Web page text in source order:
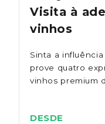
Visita à
vinhos
Sinta a
prove quatro
vinhos premium
DESDE